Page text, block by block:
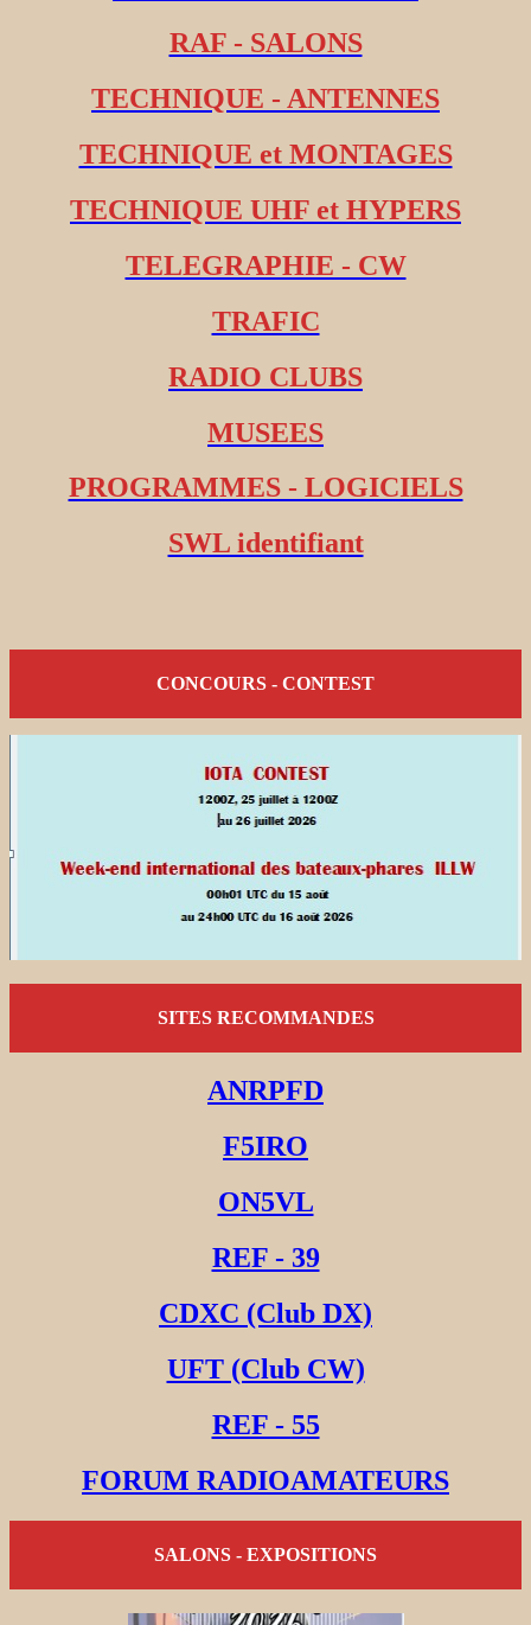
RAF - SALONS
TECHNIQUE - ANTENNES
TECHNIQUE et MONTAGES
TECHNIQUE UHF et HYPERS
TELEGRAPHIE - CW
TRAFIC
RADIO CLUBS
MUSEES
PROGRAMMES - LOGICIELS
SWL identifiant
CONCOURS - CONTEST
SITES RECOMMANDES
ANRPFD
F5IRO
ON5VL
REF - 39
CDXC (Club DX)
UFT (Club CW)
REF - 55
FORUM RADIOAMATEURS
SALONS - EXPOSITIONS